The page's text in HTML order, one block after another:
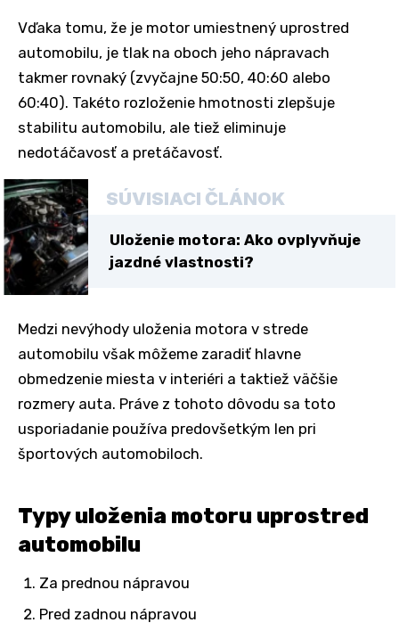
Vďaka tomu, že je motor umiestnený uprostred
automobilu, je tlak na oboch jeho nápravach
takmer rovnaký (zvyčajne 50:50, 40:60 alebo
60:40). Takéto rozloženie hmotnosti zlepšuje
stabilitu automobilu, ale tiež eliminuje
nedotáčavosť a pretáčavosť.
SÚVISIACI ČLÁNOK
Uloženie motora: Ako ovplyvňuje
jazdné vlastnosti?
Medzi nevýhody uloženia motora v strede
automobilu však môžeme zaradiť hlavne
obmedzenie miesta v interiéri a taktiež väčšie
rozmery auta. Práve z tohoto dôvodu sa toto
usporiadanie používa predovšetkým len pri
športových automobiloch.
Typy uloženia motoru uprostred
automobilu
Za prednou nápravou
Pred zadnou nápravou